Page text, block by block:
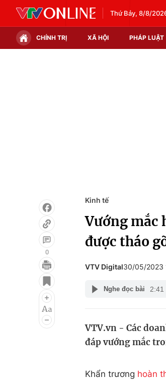
Thứ Bảy, 8/8/
CHÍNH TRỊ XÃ HỘI PHÁP LUẬT
Điện ảnh
Âm nhạc
Du lịch
Chất
0
Kinh tế
Vướng mắc
được tháo
VTV Digital30/05/2023
Nghe đọc bài 2:41
VTV.vn - Các
đáp vướng mắc
Khẩn trương hoàn